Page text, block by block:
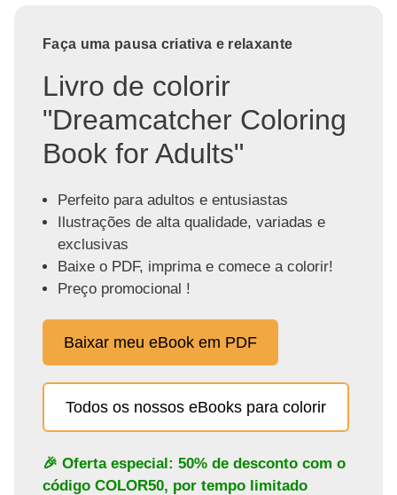
Faça uma pausa criativa e relaxante
Livro de colorir
"Dreamcatcher Coloring
Book for Adults"
Perfeito para adultos e entusiastas
Ilustrações de alta qualidade, variadas e
exclusivas
Baixe o PDF, imprima e comece a colorir!
Preço promocional !
Baixar meu eBook em PDF
Todos os nossos eBooks para colorir
🎉 Oferta especial: 50% de desconto com o
código COLOR50, por tempo limitado